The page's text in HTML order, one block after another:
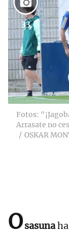
33
Fotos:
Arrasate no
OSKAR
Osasuna